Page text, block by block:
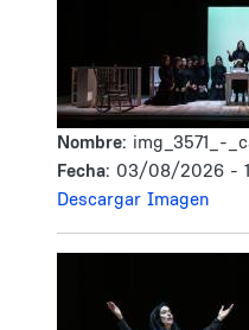
Nombre: img_3571_-
Fecha: 03/08/2026 -
Descargar Imagen